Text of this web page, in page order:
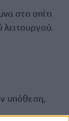
στο σπίτι
υπόθεση,